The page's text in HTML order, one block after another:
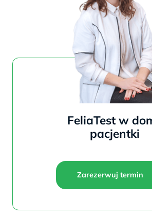
FeliaTest w
pacjentki
Zarezerwuj termin